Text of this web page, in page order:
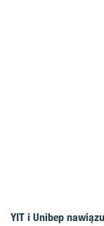
YIT i Unibep